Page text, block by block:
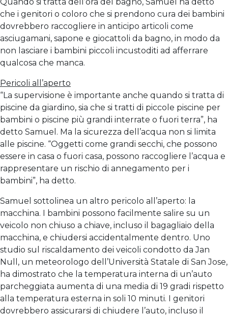
che i genitori o coloro che si prendono cura dei bambini
dovrebbero raccogliere in anticipo articoli come
asciugamani, sapone e giocattoli da bagno, in modo da
non lasciare i bambini piccoli incustoditi ad afferrare
qualcosa che manca.
Pericoli all’aperto
“La supervisione è importante anche quando si tratta di
piscine da giardino, sia che si tratti di piccole piscine per
bambini o piscine più grandi interrate o fuori terra”, ha
detto Samuel. Ma la sicurezza dell’acqua non si limita
alle piscine. “Oggetti come grandi secchi, che possono
essere in casa o fuori casa, possono raccogliere l’acqua e
rappresentare un rischio di annegamento per i
bambini”, ha detto.
Samuel sottolinea un altro pericolo all’aperto: la
macchina. I bambini possono facilmente salire su un
veicolo non chiuso a chiave, incluso il bagagliaio della
macchina, e chiudersi accidentalmente dentro. Uno
studio sul riscaldamento dei veicoli condotto da Jan
Null, un meteorologo dell’Università Statale di San Jose,
ha dimostrato che la temperatura interna di un’auto
parcheggiata aumenta di una media di 19 gradi rispetto
alla temperatura esterna in soli 10 minuti. I genitori
dovrebbero assicurarsi di chiudere l’auto, incluso il